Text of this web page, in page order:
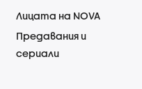
Лицата на NOVA
Предавания и
сериали